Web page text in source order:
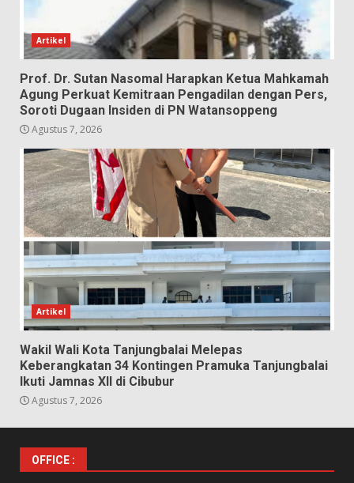
Artikel
Prof. Dr. Sutan Nasomal Harapkan Ketua Mahkamah
Agung Perkuat Kemitraan Pengadilan dengan Pers,
Soroti Dugaan Insiden di PN Watansoppeng
Agustus 7, 2026
Artikel
Wakil Wali Kota Tanjungbalai Melepas
Keberangkatan 34 Kontingen Pramuka Tanjungbalai
Ikuti Jamnas XII di Cibubur
Agustus 7, 2026
OFFICE :